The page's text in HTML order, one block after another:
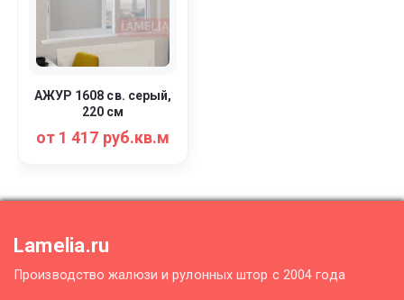
АЖУР 1608 св. серый,
220 см
от 1 417 руб.кв.м
Lamelia.ru
Производство жалюзи и рулонных штор с 2004 года